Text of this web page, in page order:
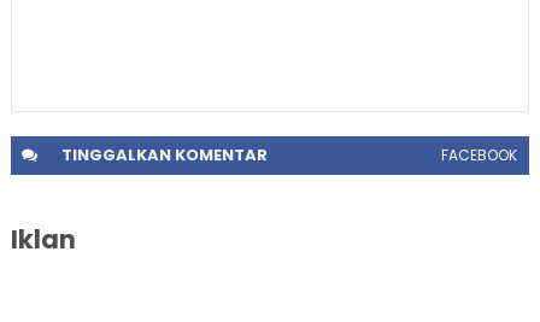
TINGGALKANKOMENTAR FACEBOOK
Iklan